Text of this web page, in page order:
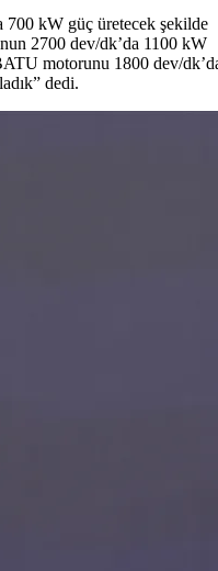
700 kW güç üretecek şekilde
2700 dev/dk’da 1100 kW
motorunu 1800 dev/
dedi.